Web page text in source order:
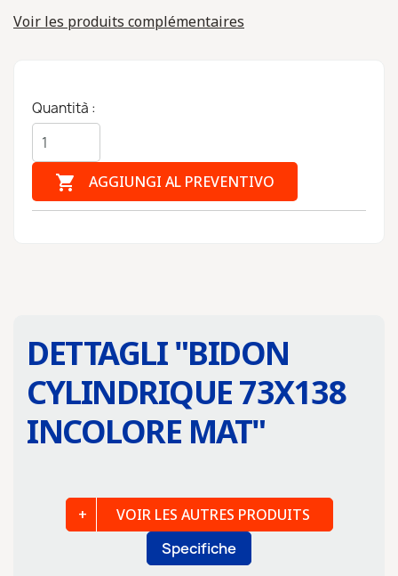
Voir les produits complémentaires
Quantità :
 AGGIUNGI AL PREVENTIVO
DETTAGLI "BIDON
CYLINDRIQUE 73X138
INCOLORE MAT"
Specifiche
VOIR LES AUTRES PRODUITS